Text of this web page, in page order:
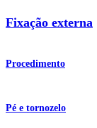
Fixação externa
Procedimento
Pé e tornozelo